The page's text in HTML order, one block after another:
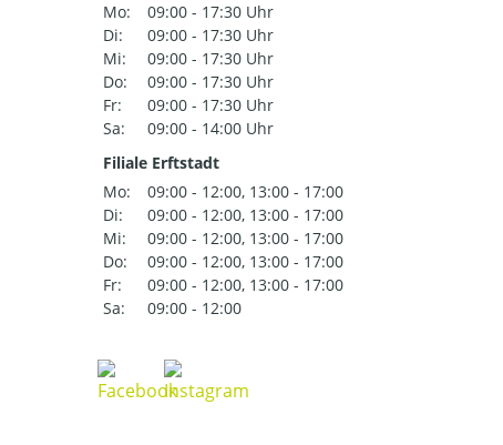
Mo:
09:00 - 17:30 Uhr
Di:
09:00 - 17:30 Uhr
Mi:
09:00 - 17:30 Uhr
Do:
09:00 - 17:30 Uhr
Fr:
09:00 - 17:30 Uhr
Sa:
09:00 - 14:00 Uhr
Filiale Erftstadt
Mo:
09:00 - 12:00, 13:00 - 17:00
Di:
09:00 - 12:00, 13:00 - 17:00
Mi:
09:00 - 12:00, 13:00 - 17:00
Do:
09:00 - 12:00, 13:00 - 17:00
Fr:
09:00 - 12:00, 13:00 - 17:00
Sa:
09:00 - 12:00